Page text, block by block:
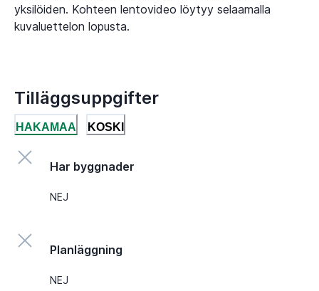
yksilöiden. Kohteen lentovideo löytyy selaamalla
kuvaluettelon lopusta.
Tilläggsuppgifter
HAKAMAA KOSKI
Har byggnader
NEJ
Planläggning
NEJ